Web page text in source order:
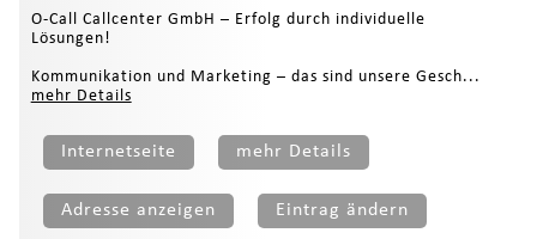
O-Call Callcenter GmbH – Erfolg durch individuelle
Lösungen!
Kommunikation und Marketing – das sind unsere Gesch...
mehr Details
Internetseite mehr Details
Adresse anzeigen Eintrag ändern